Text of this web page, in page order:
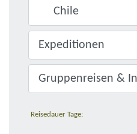
Reisedauer Tage: